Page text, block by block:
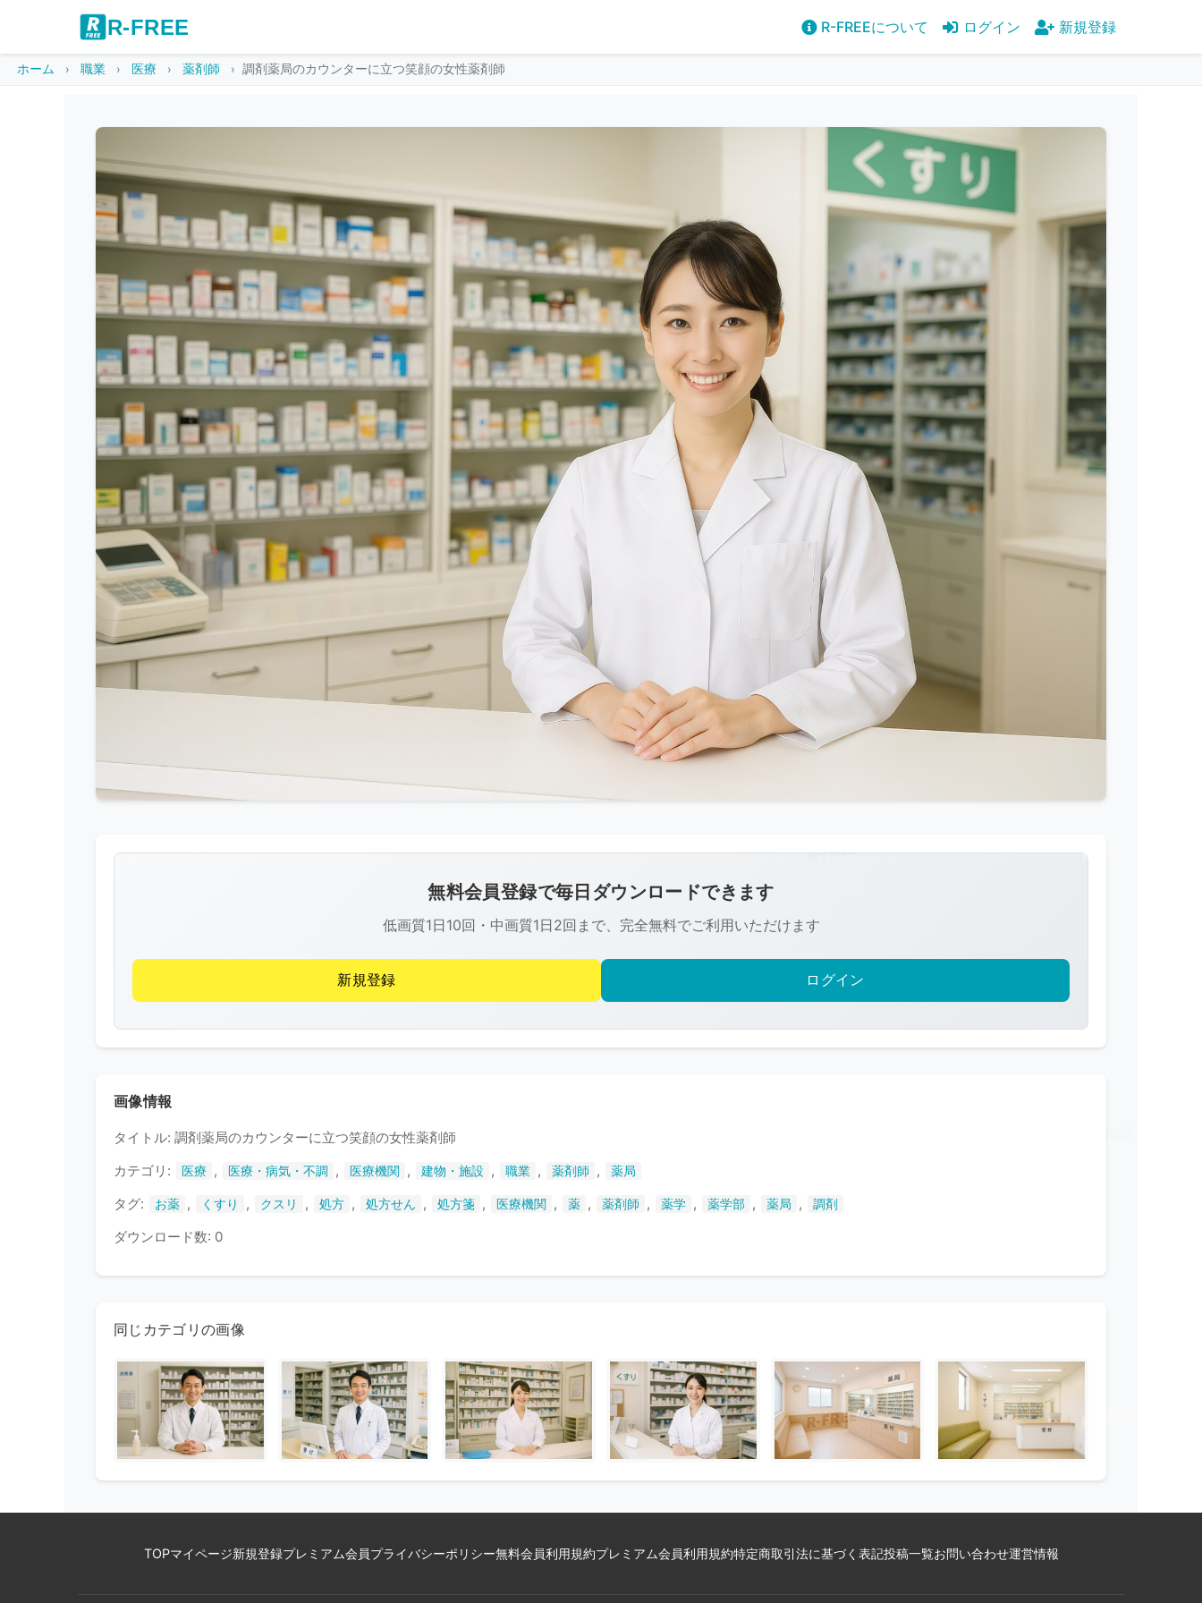
R-FREE R-FREEについて ログイン 新規登録
ホーム 職業 医療 薬剤師 調剤薬局のカウンターに立つ笑顔の女性薬剤師
像
R-
FREE
著
作
権
れ
て
無料会員登録で毎日ダウンロードできます
低画質1日10回・中画質1日2回まで、完全無料でご利用いただけます
新規登録 ログイン
画像情報
タイトル: 調剤薬局のカウンターに立つ笑顔の女性薬剤師
カテゴリ:
医療 , 医療・病気・不調 , 医療機関 , 建物・施設 , 職業 , 薬剤師 , 薬局
タグ: お薬 , くすり , クスリ , 処方 , 処方せん , 処方箋 , 医療機関 , 薬 , 薬剤師 , 薬学 , 薬学部 , 薬局 , 調剤
ダウンロード数: 0
同じカテゴリの画像
TOPマイページ新規登録プレミアム会員プライバシーポリシー無料会員利用規約プレミアム会員利用規約特定商取引法に基づく表記投稿一覧お問い合わせ運営情報